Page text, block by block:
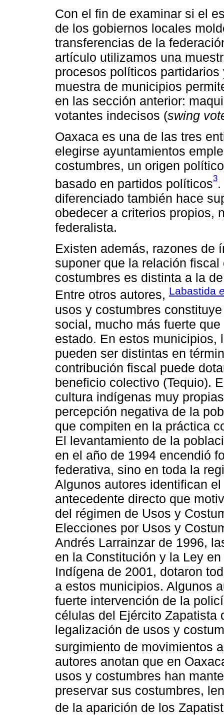
Con el fin de examinar si el
de los gobiernos locales
transferencias de la
artículo utilizamos una
procesos políticos
muestra de municipios
en las sección anterior:
votantes indecisos (swing
Oaxaca es una de las tres
elegirse ayuntamientos
costumbres, un origen
basado en partidos políticos3
diferenciado también hace
obedecer a criterios propios,
federalista.
Existen además, razones de
suponer que la relación
costumbres es distinta a la
Entre otros autores, Labastida
usos y costumbres
social, mucho más fuerte
estado. En estos municipios,
pueden ser distintas en
contribución fiscal puede
beneficio colectivo (Tequio).
cultura indígenas muy
percepción negativa de la
que compiten en la práctica
El levantamiento de la
en el año de 1994 encendió
federativa, sino en toda la
Algunos autores identifican
antecedente directo que
del régimen de Usos y
Elecciones por Usos y
Andrés Larrainzar de 1996,
en la Constitución y la Ley
Indígena de 2001, dotaron
a estos municipios. Algunos
fuerte intervención de la
células del Ejército Zapatista
legalización de usos y
surgimiento de movimientos
autores anotan que en
usos y costumbres han
preservar sus costumbres,
de la aparición de los